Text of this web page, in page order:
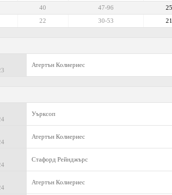
25
47-96
40
21
30-53
22
Атертън Колиериес
Уърксоп
Атертън Колиериес
Стафорд Рейнджърс
Атертън Колиериес